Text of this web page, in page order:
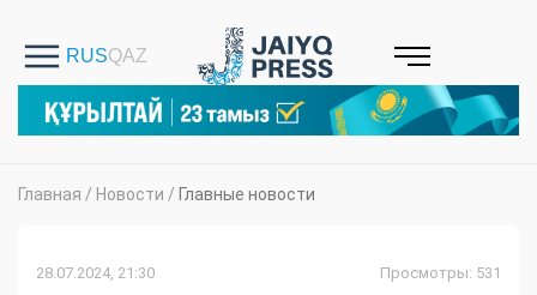
Главная / Новости / Главные новости
28.07.2024, 21:30 Просмотры: 531